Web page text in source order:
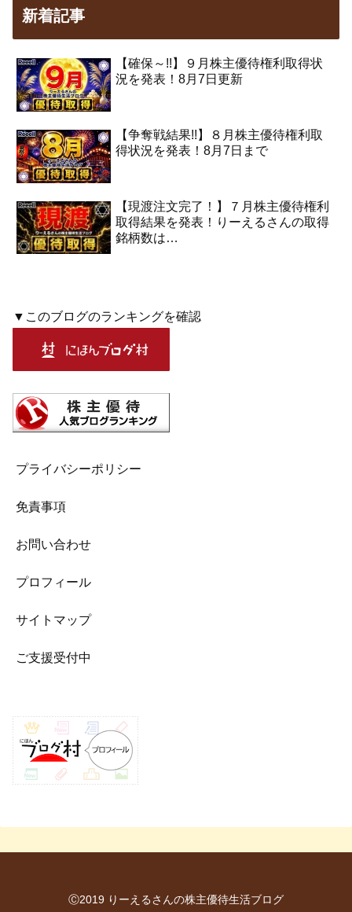
新着記事
【確保～!!】９月株主優待権利取得状
況を発表！8月7日更新
【争奪戦結果!!】８月株主優待権利取
得状況を発表！8月7日まで
【現渡注文完了！】７月株主優待権利
取得結果を発表！りーえるさんの取得
銘柄数は…
▼このブログのランキングを確認
プライバシーポリシー
免責事項
お問い合わせ
プロフィール
サイトマップ
ご支援受付中
Ⓒ2019 りーえるさんの株主優待生活ブログ